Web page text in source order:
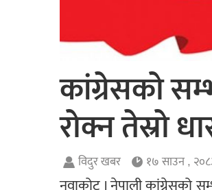
कांग्रेसको
रोक्न तेस्रो
विदुर खबर १७ साउन ,